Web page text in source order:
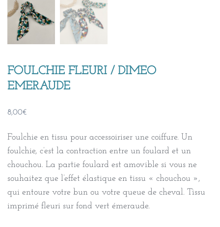
FOULCHIE FLEURI / DIMEO
EMERAUDE
8,00€
Foulchie en tissu pour accessoiriser une coiffure. Un
foulchie, c’est la contraction entre un foulard et un
chouchou. La partie foulard est amovible si vous ne
souhaitez que l’effet élastique en tissu « chouchou »,
qui entoure votre bun ou votre queue de cheval. Tissu
imprimé fleuri sur fond vert émeraude.